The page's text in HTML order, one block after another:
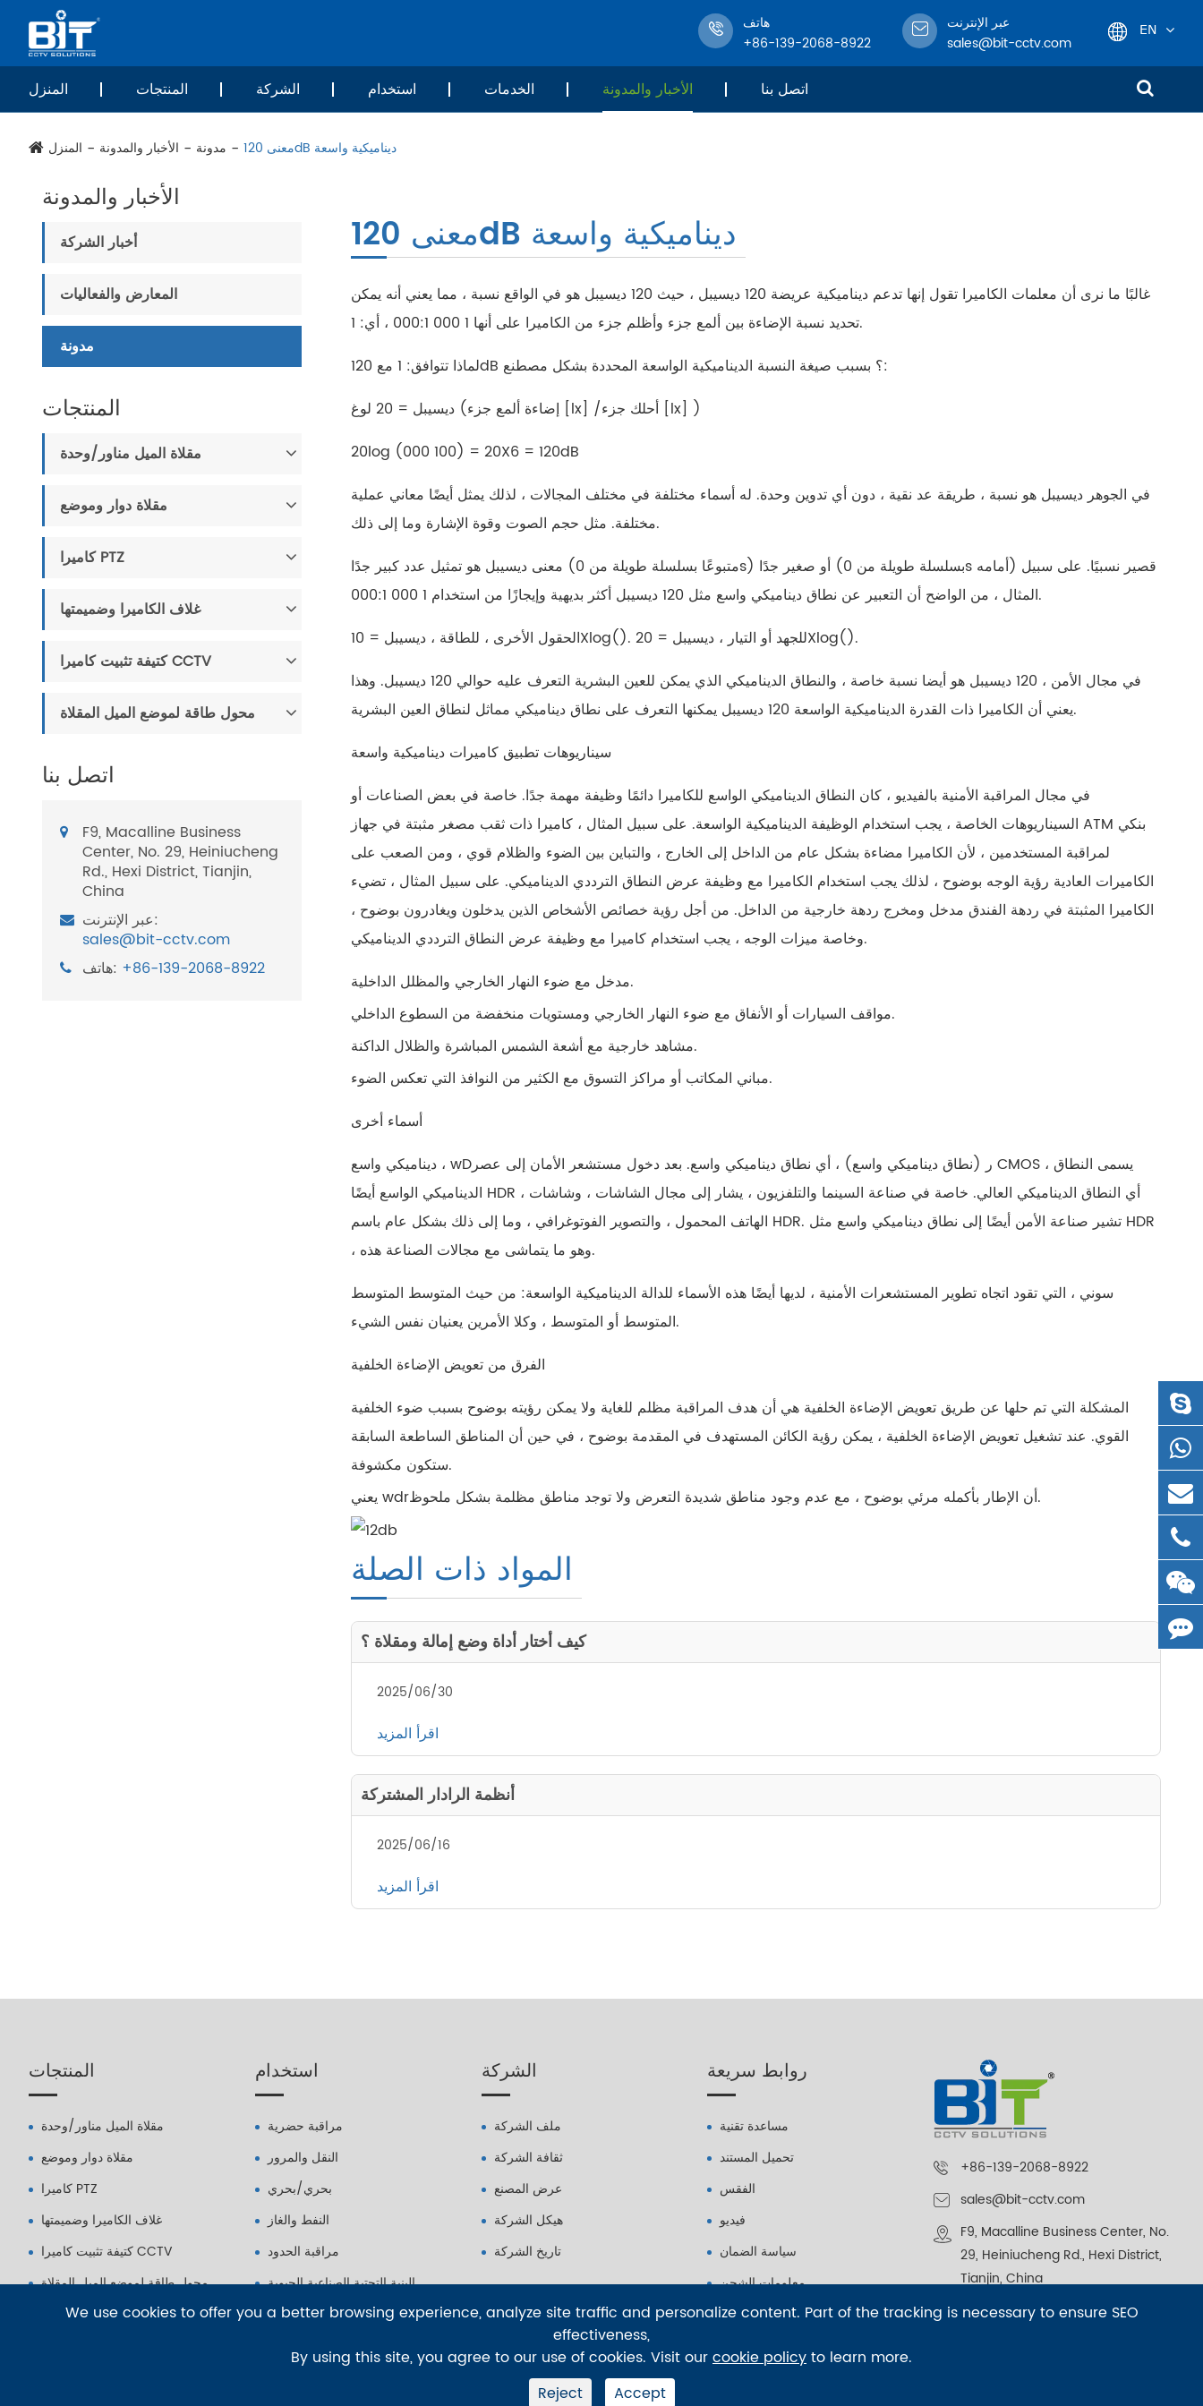
هاتف
+86-139-2068-8922
عبر الإنترنت
sales@bit-cctv.com
EN
العربية
ไทย
dansk
المنزل المنتجات الشركة استخدام الخدمات الأخبار والمدونة اتصل بنا
المنزل الأخبار والمدونة مدونة معنى 120dB ديناميكية واسعة
الأخبار والمدونة
أخبار الشركة
المعارض والفعاليات
مدونة
المنتجات
مقلاة الميل مناور/وحدة
مقلاة دوار وموضع
كاميرا PTZ
غلاف الكاميرا وضميمتها
كتيفة تثبيت كاميرا CCTV
محول طاقة لموضع الميل المقلاة
اتصل بنا
F9, Macalline Business
Center, No. 29, Heiniucheng
Rd., Hexi District, Tianjin,
China
عبر الإنترنت:
sales@bit-cctv.com
هاتف: +86-139-2068-8922
معنى 120dB ديناميكية واسعة
غالبًا ما نرى أن معلمات الكاميرا تقول إنها تدعم ديناميكية عريضة 120 ديسيبل ، حيث 120 ديسيبل هو في الواقع نسبة ، مما يعني أنه يمكن
تحديد نسبة الإضاءة بين ألمع جزء وأظلم جزء من الكاميرا على أنها 1 000 000:1 ، أي: 1.
لماذا تتوافق: 1 مع 120dB ؟ بسبب صيغة النسبة الديناميكية الواسعة المحددة بشكل مصطنع:
ديسيبل = 20 لوغ (إضاءة ألمع جزء [lx] /أحلك جزء [lx] )
20log (000 100) = 20X6 = 120dB
في الجوهر ديسيبل هو نسبة ، طريقة عد نقية ، دون أي تدوين وحدة. له أسماء مختلفة في مختلف المجالات ، لذلك يمثل أيضًا معاني عملية
مختلفة. مثل حجم الصوت وقوة الإشارة وما إلى ذلك.
معنى ديسيبل هو تمثيل عدد كبير جدًا (متبوعًا بسلسلة طويلة من 0s) أو صغير جدًا (بسلسلة طويلة من 0s أمامه) قصير نسبيًا. على سبيل
المثال ، من الواضح أن التعبير عن نطاق ديناميكي واسع مثل 120 ديسيبل أكثر بديهية وإيجازًا من استخدام 1 000 000:1.
الحقول الأخرى ، للطاقة ، ديسيبل = 10Xlog(). للجهد أو التيار ، ديسيبل = 20Xlog().
في مجال الأمن ، 120 ديسيبل هو أيضا نسبة خاصة ، والنطاق الديناميكي الذي يمكن للعين البشرية التعرف عليه حوالي 120 ديسيبل. وهذا
يعني أن الكاميرا ذات القدرة الديناميكية الواسعة 120 ديسيبل يمكنها التعرف على نطاق ديناميكي مماثل لنطاق العين البشرية.
سيناريوهات تطبيق كاميرات ديناميكية واسعة
في مجال المراقبة الأمنية بالفيديو ، كان النطاق الديناميكي الواسع للكاميرا دائمًا وظيفة مهمة جدًا. خاصة في بعض الصناعات أو
السيناريوهات الخاصة ، يجب استخدام الوظيفة الديناميكية الواسعة. على سبيل المثال ، كاميرا ذات ثقب مصغر مثبتة في جهاز ATM بنكي
لمراقبة المستخدمين ، لأن الكاميرا مضاءة بشكل عام من الداخل إلى الخارج ، والتباين بين الضوء والظلام قوي ، ومن الصعب على
الكاميرات العادية رؤية الوجه بوضوح ، لذلك يجب استخدام الكاميرا مع وظيفة عرض النطاق الترددي الديناميكي. على سبيل المثال ، تضيء
الكاميرا المثبتة في ردهة الفندق مدخل ومخرج ردهة خارجية من الداخل. من أجل رؤية خصائص الأشخاص الذين يدخلون ويغادرون بوضوح ،
وخاصة ميزات الوجه ، يجب استخدام كاميرا مع وظيفة عرض النطاق الترددي الديناميكي.
مدخل مع ضوء النهار الخارجي والمظلل الداخلية.
مواقف السيارات أو الأنفاق مع ضوء النهار الخارجي ومستويات منخفضة من السطوع الداخلي.
مشاهد خارجية مع أشعة الشمس المباشرة والظلال الداكنة.
مباني المكاتب أو مراكز التسوق مع الكثير من النوافذ التي تعكس الضوء.
أسماء أخرى
ديناميكي واسع ، wDر (نطاق ديناميكي واسع) ، أي نطاق ديناميكي واسع. بعد دخول مستشعر الأمان إلى عصر CMOS ، يسمى النطاق
الديناميكي الواسع أيضًا HDR ، أي النطاق الديناميكي العالي. خاصة في صناعة السينما والتلفزيون ، يشار إلى مجال الشاشات ، وشاشات
الهاتف المحمول ، والتصوير الفوتوغرافي ، وما إلى ذلك بشكل عام باسم HDR. تشير صناعة الأمن أيضًا إلى نطاق ديناميكي واسع مثل HDR
، وهو ما يتماشى مع مجالات الصناعة هذه.
سوني ، التي تقود اتجاه تطوير المستشعرات الأمنية ، لديها أيضًا هذه الأسماء للدالة الديناميكية الواسعة: من حيث المتوسط المتوسط
المتوسط أو المتوسط ، وكلا الأمرين يعنيان نفس الشيء.
الفرق من تعويض الإضاءة الخلفية
المشكلة التي تم حلها عن طريق تعويض الإضاءة الخلفية هي أن هدف المراقبة مظلم للغاية ولا يمكن رؤيته بوضوح بسبب ضوء الخلفية
القوي. عند تشغيل تعويض الإضاءة الخلفية ، يمكن رؤية الكائن المستهدف في المقدمة بوضوح ، في حين أن المناطق الساطعة السابقة
ستكون مكشوفة.
يعني wdrأن الإطار بأكمله مرئي بوضوح ، مع عدم وجود مناطق شديدة التعرض ولا توجد مناطق مظلمة بشكل ملحوظ.
المواد ذات الصلة
كيف أختار أداة وضع إمالة ومقلاة ؟
2025/06/30
اقرأ المزيد
أنظمة الرادار المشتركة
2025/06/16
اقرأ المزيد
المنتجات
مقلاة الميل مناور/وحدة
مقلاة دوار وموضع
كاميرا PTZ
غلاف الكاميرا وضميمتها
كتيفة تثبيت كاميرا CCTV
محول طاقة لموضع الميل المقلاة
استخدام
مراقبة حضرية
النقل والمرور
بحري/بحري
النفط والغاز
مراقبة الحدود
البنية التحتية الصناعية الحيوية
الشركة
ملف الشركة
ثقافة الشركة
عرض المصنع
هيكل الشركة
تاريخ الشركة
روابط سريعة
مساعدة تقنية
تحميل المستند
الفقس
فيديو
سياسة الضمان
معلومات الشحن
+86-139-2068-8922
sales@bit-cctv.com
F9, Macalline Business Center, No.
29, Heiniucheng Rd., Hexi District,
Tianjin, China
We use cookies to offer you a better browsing experience, analyze site traffic and personalize content. Part of the tracking is necessary to ensure SEO
effectiveness,
By using this site, you agree to our use of cookies. Visit ourcookie policyto learn more.
Reject
Accept